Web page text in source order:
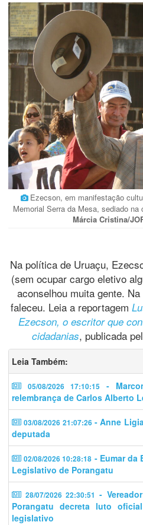
Ezecson, em manifestação
Memorial Serra da Mesa, sediado na
Márcia Cristina/
Na política de Uruaçu,
(sem ocupar cargo eletivo
aconselhou muita gente.
faleceu. Leia a reportagem
Ezecson, o escritor que
cidadanias, publicada
Leia Também:
05/08/2026 17:10:15
-
relembrança de Carlos Alberto
03/08/2026 21:07:26 - Anne
deputada
02/08/2026 10:28:18 - Eumar da
Legislativo de Porangatu
28/07/2026 22:30:51 -
Porangatu decreta luto
legislativo